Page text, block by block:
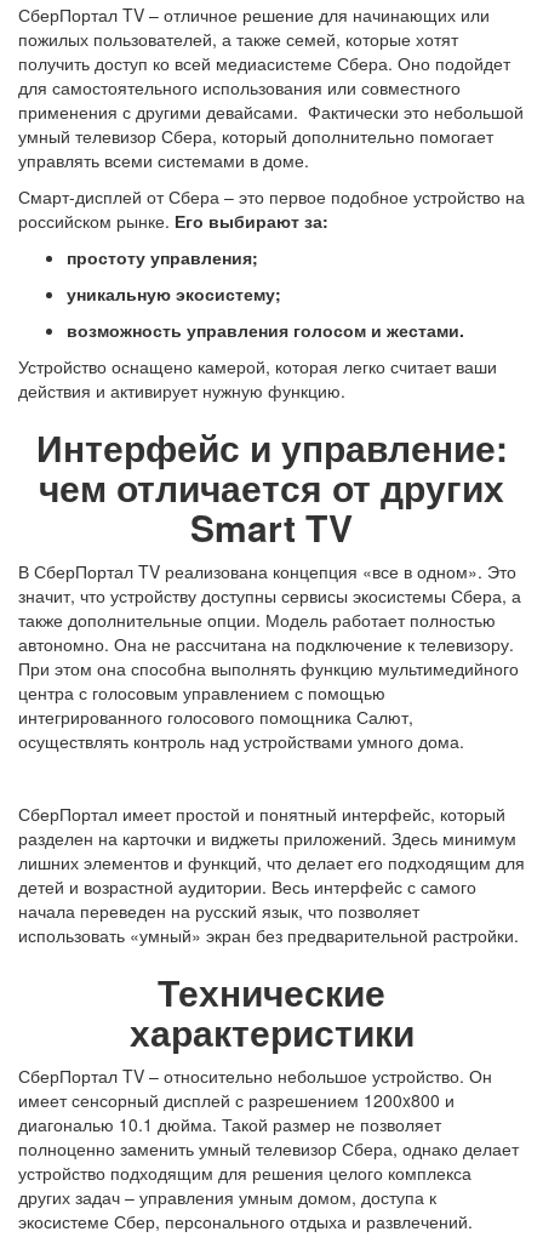
СберПортал TV – отличное решение для начинающих или
пожилых пользователей, а также семей, которые хотят
получить доступ ко всей медиасистеме Сбера. Оно подойдет
для самостоятельного использования или совместного
применения с другими девайсами. Фактически это небольшой
умный телевизор Сбера, который дополнительно помогает
управлять всеми системами в доме.
Смарт-дисплей от Сбера – это первое подобное устройство на
российском рынке. Его выбирают за:
простоту управления;
уникальную экосистему;
возможность управления голосом и жестами.
Устройство оснащено камерой, которая легко считает ваши
действия и активирует нужную функцию.
Интерфейс и управление:
чем отличается от других
Smart TV
В СберПортал TV реализована концепция «все в одном». Это
значит, что устройству доступны сервисы экосистемы Сбера, а
также дополнительные опции. Модель работает полностью
автономно. Она не рассчитана на подключение к телевизору.
При этом она способна выполнять функцию мультимедийного
центра с голосовым управлением с помощью
интегрированного голосового помощника Салют,
осуществлять контроль над устройствами умного дома.
СберПортал имеет простой и понятный интерфейс, который
разделен на карточки и виджеты приложений. Здесь минимум
лишних элементов и функций, что делает его подходящим для
детей и возрастной аудитории. Весь интерфейс с самого
начала переведен на русский язык, что позволяет
использовать «умный» экран без предварительной растройки.
Технические
характеристики
СберПортал TV – относительно небольшое устройство. Он
имеет сенсорный дисплей с разрешением 1200x800 и
диагональю 10.1 дюйма. Такой размер не позволяет
полноценно заменить умный телевизор Сбера, однако делает
устройство подходящим для решения целого комплекса
других задач – управления умным домом, доступа к
экосистеме Сбер, персонального отдыха и развлечений.